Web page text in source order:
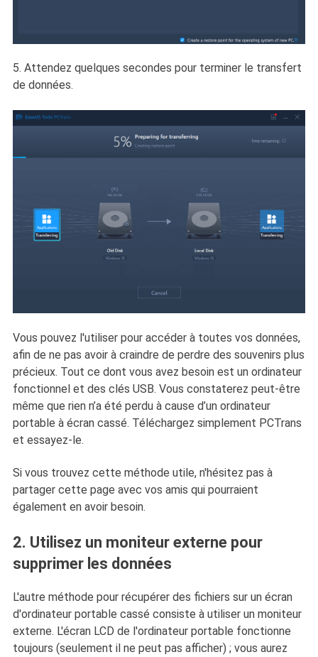
5. Attendez quelques secondes pour terminer le transfert
de données.
Vous pouvez l'utiliser pour accéder à toutes vos données,
afin de ne pas avoir à craindre de perdre des souvenirs plus
précieux. Tout ce dont vous avez besoin est un ordinateur
fonctionnel et des clés USB. Vous constaterez peut-être
même que rien n’a été perdu à cause d’un ordinateur
portable à écran cassé. Téléchargez simplement PCTrans
et essayez-le.
Si vous trouvez cette méthode utile, n'hésitez pas à
partager cette page avec vos amis qui pourraient
également en avoir besoin.
2. Utilisez un moniteur externe pour
supprimer les données
L'autre méthode pour récupérer des fichiers sur un écran
d'ordinateur portable cassé consiste à utiliser un moniteur
externe. L'écran LCD de l'ordinateur portable fonctionne
toujours (seulement il ne peut pas afficher) ; vous aurez